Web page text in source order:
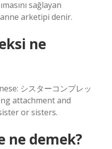
sağlayan
arketipi denir.
ne
シスターコンプレッ
attachment and
or sisters.
ne demek?